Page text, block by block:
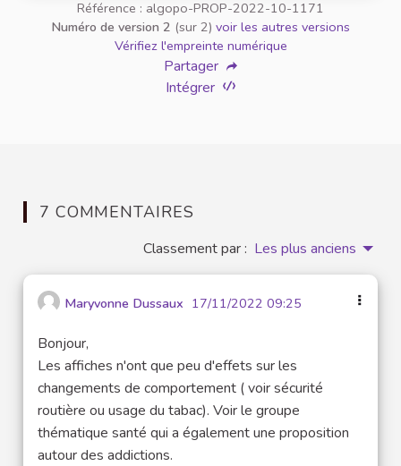
Référence : algopo-PROP-2022-10-1171
Numéro de version 2 (sur 2) voir les autres versions
Vérifiez l'empreinte numérique
Partager
Intégrer
7 COMMENTAIRES
Classement par : Les plus anciens
Maryvonne Dussaux 17/11/2022 09:25
Bonjour,
Les affiches n'ont que peu d'effets sur les
changements de comportement ( voir sécurité
routière ou usage du tabac). Voir le groupe
thématique santé qui a également une proposition
autour des addictions.